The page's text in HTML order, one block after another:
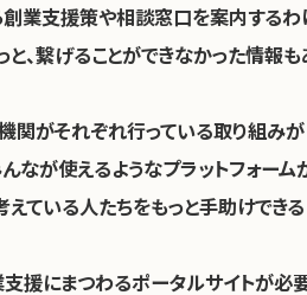
業支援策や相談窓口を案内するわ
、繋げることができなかった情報
関がそれぞれ行っている取り組みが
なが使えるようなプラットフォーム
えている人たちをもっと手助けできる
支援にまつわるポータルサイトが必